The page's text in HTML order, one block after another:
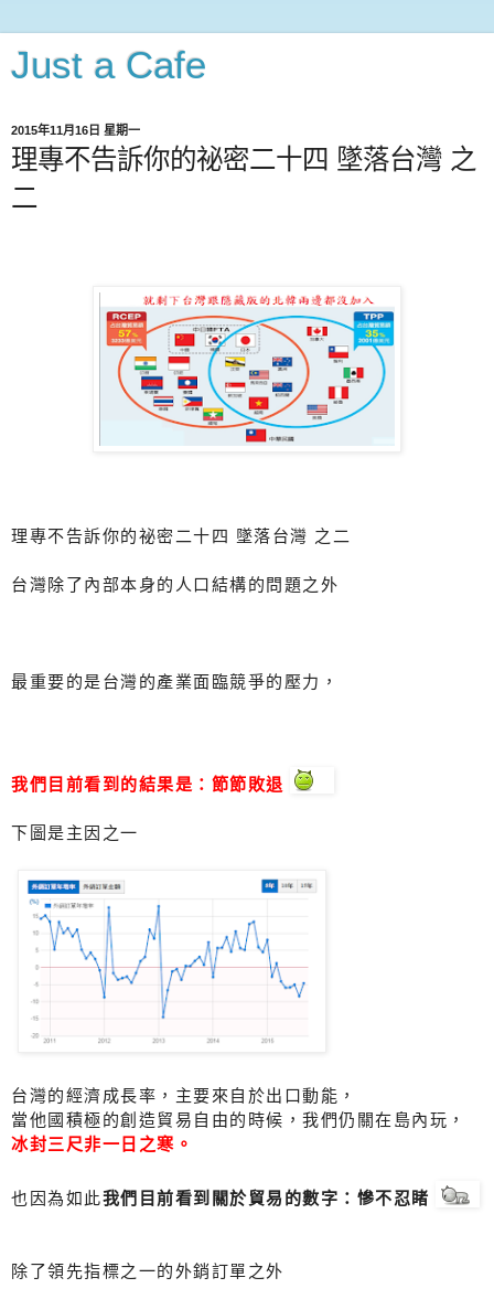
Just a Cafe
2015年11月16日 星期一
理專不告訴你的祕密二十四 墜落台灣 之
二
理專不告訴你的祕密二十四 墜落台灣 之二
台灣除了內部本身的人口結構的問題之外
最重要的是台灣的產業面臨競爭的壓力，
我們目前看到的結果是：節節敗退
下圖是主因之一
台灣的經濟成長率，主要來自於出口動能，
當他國積極的創造貿易自由的時候，我們仍關在島內玩，
冰封三尺非一日之寒。
也因為如此我們目前看到關於貿易的數字：慘不忍睹
除了領先指標之一的外銷訂單之外